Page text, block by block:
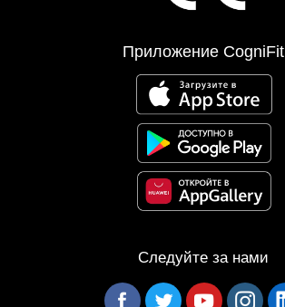
Приложение CogniFit
Следуйте за нами